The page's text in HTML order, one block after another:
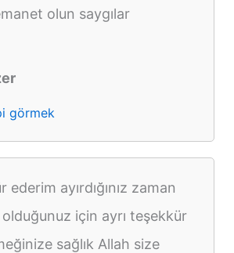
olun saygılar
görmek
ayırdığınız zaman
olduğunuz için ayrı teşekkür
sağlık Allah size